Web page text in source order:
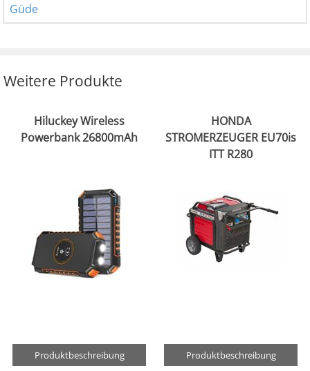
Güde
Weitere Produkte
Hiluckey Wireless
Powerbank 26800mAh
Produktbeschreibung
HONDA
STROMERZEUGER EU70is
ITT R280
Produktbeschreibung